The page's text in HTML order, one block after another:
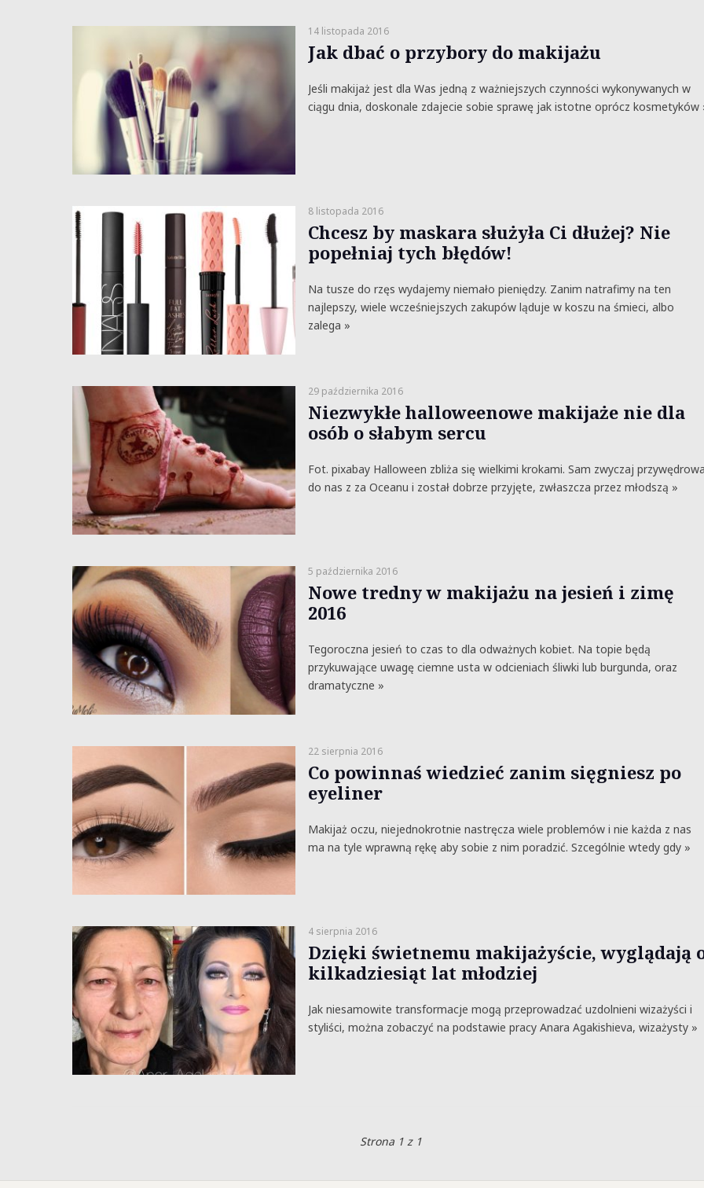
14 listopada 2016
Jak dbać o przybory do makijażu
Jeśli makijaż jest dla Was jedną z ważniejszych czynności wykonywanych w
ciągu dnia, doskonale zdajecie sobie sprawę jak istotne oprócz kosmetyków
8 listopada 2016
Chcesz by maskara służyła Ci dłużej? Nie
popełniaj tych błędów!
Na tusze do rzęs wydajemy niemało pieniędzy. Zanim natrafimy na ten
najlepszy, wiele wcześniejszych zakupów ląduje w koszu na śmieci, albo
zalega »
29 października 2016
Niezwykłe halloweenowe makijaże nie dla
osób o słabym sercu
Fot. pixabay Halloween zbliża się wielkimi krokami. Sam zwyczaj
do nas z za Oceanu i został dobrze przyjęte, zwłaszcza przez młodszą »
5 października 2016
Nowe tredny w makijażu na jesień i zimę
2016
Tegoroczna jesień to czas to dla odważnych kobiet. Na topie będą
przykuwające uwagę ciemne usta w odcieniach śliwki lub burgunda, oraz
dramatyczne »
22 sierpnia 2016
Co powinnaś wiedzieć zanim sięgniesz po
eyeliner
Makijaż oczu, niejednokrotnie nastręcza wiele problemów i nie każda z nas
ma na tyle wprawną rękę aby sobie z nim poradzić. Szcególnie wtedy gdy »
4 sierpnia 2016
Dzięki świetnemu makijażyście, wyglądają
kilkadziesiąt lat młodziej
Jak niesamowite transformacje mogą przeprowadzać uzdolnieni wizażyści i
styliści, można zobaczyć na podstawie pracy Anara Agakishieva, wizażysty »
Strona 1 z 1